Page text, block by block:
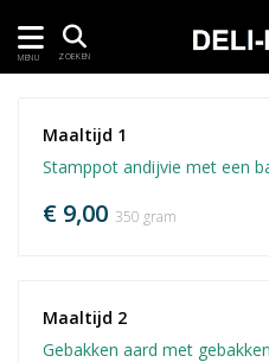
MENU ZOEKEN
Maaltijd 1
Stamppot andijvie met een
€ 9,00 350 gram
Maaltijd 2
Gebakken aard met